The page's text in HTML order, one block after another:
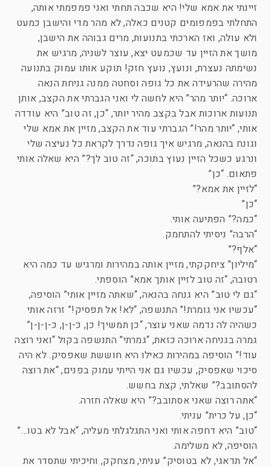
זיינתי את אמא שלי! היא שכבה תחתי ואני פמפמתי אותה,
התחלתי בפמפומים קטנים כאלה, לא מהר מדי והישבן כמעט
ולא עולה, ואז הארכתי בתנועות, מרים גבוהה את הישבן,
מושך את הזיין עד שכמעט יצא, עוצר לשניה, מרגיש את
נשימתה נעצרת, ונועץ, נועץ חזק! תוקע אותו עמוק בתנועה
מהירה שהרעידה את כל גופה וסחטה ממנה גניחת הנאה
ארוכה. “יותר מהר” היא לחשה לי ואני הגברתי את הקצב, אותן
תנועות ארוכות אבל בקצב מהיר יותר, “כן, זה טוב” היא עודדה
אותי, “יותר מהר!” הגברתי עוד את הקצב, מזיין את אמא שלי
וגונח בהנאה, מרגיש איך גופה נדרך לקראת כל נעיצה שלי
ונרגע כשכל הזיין נעוץ בתוכה, “זה טוב לך?” היא שאלה אותי
פתאום. “כן”
“לזיין את אמא?”
“כן”
“כמה?” הפתיעה אותי.
“הרבה” ניסיתי להתחמק.
“אלף?”
“מיליון” ציחקקתי, מזיין אותה במהירות ומרגיש עד כמה היא
רטובה, “זה טוב לזיין אותך אמא” הוספתי.
“גם לי טוב” היא גנחה בהנאה, “שאתה מזיין אותי” הוסיפה,
“עכשיו אני גומרת!” התנשפה, “לא! אל תפסיק!” זרזה אותי
כשהיה לה נדמה שאני עוצר, “כן תמשיך! כן, כ-ן-ן, כ-ן-ן-ן”
גמרה בגניחה ארוכה כזאת, “גמרתי” התנשפה בקול “ואני רוצה
עוד!” הוסיפה במהירות כאילו היא חוששת שאפסיק. לא היה
סיכוי שאפסיק, עכשיו גם אני הייתי עמוק בפנים, “את רוצה
להסתובב?” שאלתי, קצת בחשש.
“אתה רוצה שאני אסתובב?” היא שאלה חזרה.
“כן, על כרית” עניתי.
“טוב” היא דחפה אותי ואני התגלגלתי מעליה, “אבל לא בטו…”
הוסיפה, לא משלימה.
“אל תדאגי, לא בטוסיק” עניתי, מצחקק, וחיכיתי שתסדר את